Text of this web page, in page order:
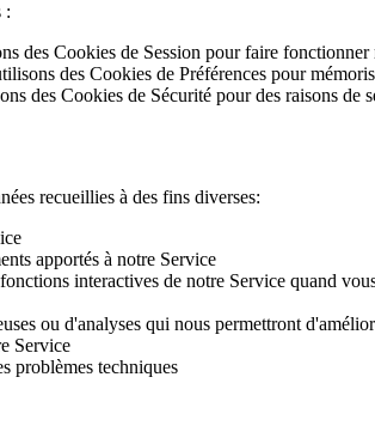
:
des Cookies de Session pour faire fonctionner
des Cookies de Préférences pour
des Cookies de Sécurité pour des raisons de
recueillies à des fins diverses:
apportés à notre Service
interactives de notre Service quand
ou d'analyses qui nous permettront
Service
problèmes techniques